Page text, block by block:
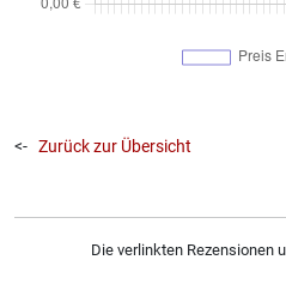
<- Zurück zur Übersicht
Die verlinkten Rezensionen